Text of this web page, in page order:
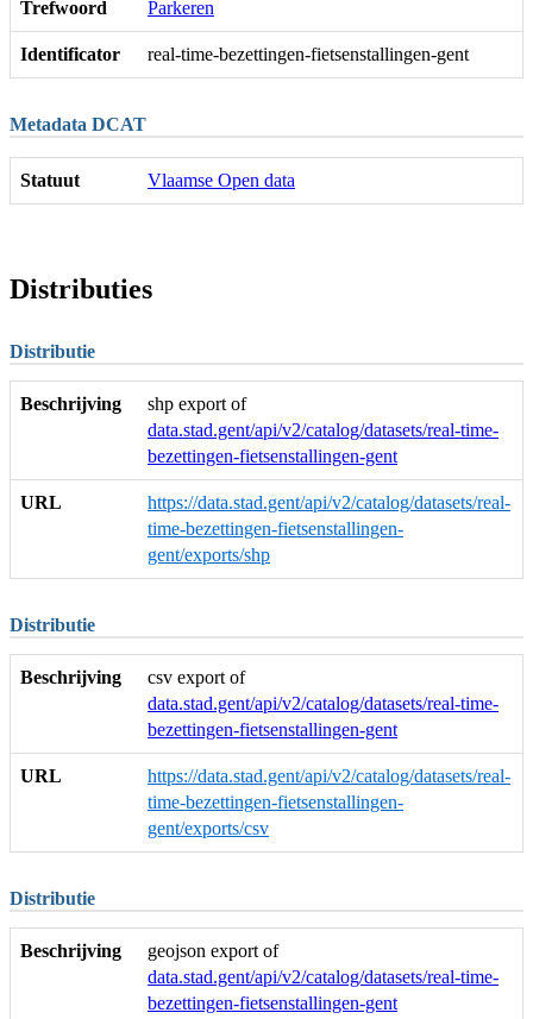
Trefwoord Parkeren
Identificator real-time-bezettingen-fietsenstallingen-gent
Metadata DCAT
Statuut Vlaamse Open data
Distributies
Distributie
Beschrijving
shp export of
data.stad.gent/api/v2/catalog/datasets/real-time-
bezettingen-fietsenstallingen-gent
URL
https://data.stad.gent/api/v2/catalog/datasets/real-
time-bezettingen-fietsenstallingen-
gent/exports/shp
Distributie
Beschrijving
csv export of
data.stad.gent/api/v2/catalog/datasets/real-time-
bezettingen-fietsenstallingen-gent
URL
https://data.stad.gent/api/v2/catalog/datasets/real-
time-bezettingen-fietsenstallingen-
gent/exports/csv
Distributie
Beschrijving
geojson export of
data.stad.gent/api/v2/catalog/datasets/real-time-
bezettingen-fietsenstallingen-gent